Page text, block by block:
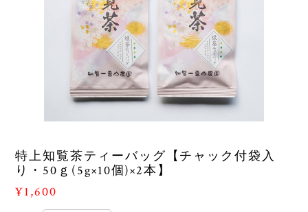
特上知覧茶ティーバッグ【チャック付袋入
り・50ｇ(5g×10個)×2本】
¥1,600